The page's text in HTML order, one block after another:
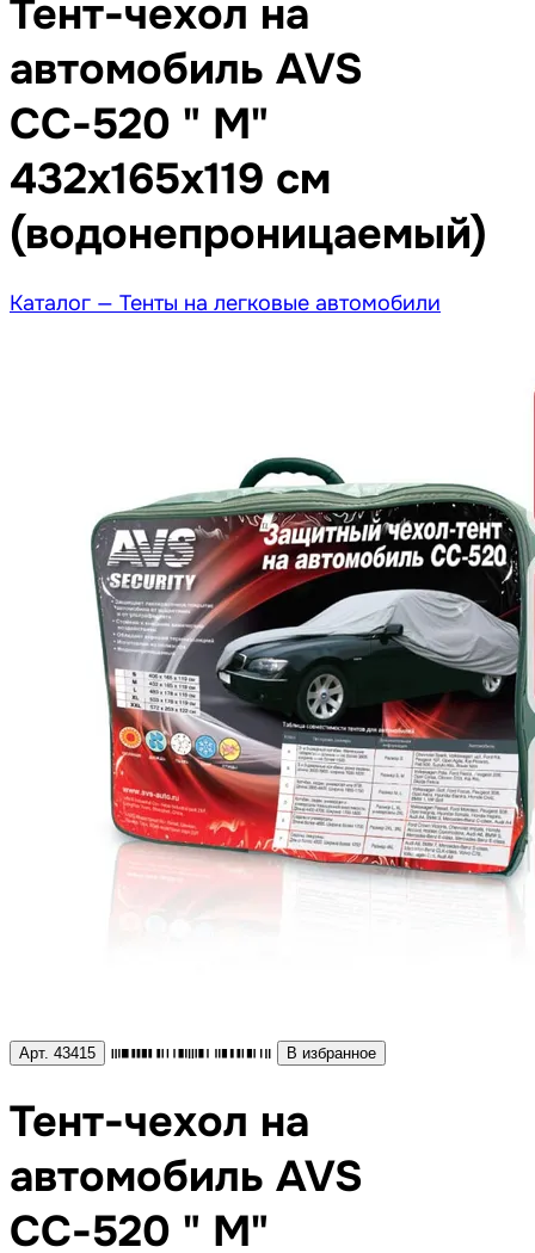
Тент-чехол на
автомобиль AVS
СС-520 " M"
432х165х119 см
(водонепроницаемый)
Каталог — Тенты на легковые автомобили
Арт. 43415 В избранное
Тент-чехол на
автомобиль AVS
СС-520 " M"